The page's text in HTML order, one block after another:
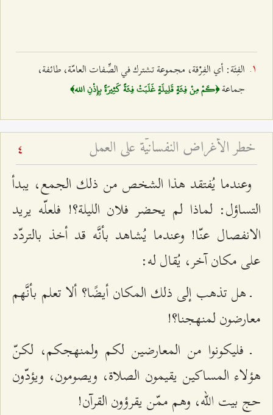
الفِئَة: أي الفِرْقة، مجموعة تشترك في الصِّفات العامّة، طائفة،
جماعة﴿كَمْ مِنْ فِئَةٍ قَلِيلَةٍ غَلَبَتْ فِئَةً كَثِيرَةً بِإِذْنِ الله﴾
خطر الأغراض النفسانيّة على العمل 4
وعندما يُفتقد هذا الشخص من ذلك الجمع، يبدأ
التساؤل: لماذا لم يحضر فلان الليلة؟! فلعلّه يريد
الانفصال عنّا! وعندما يُشاهد بأنَّه قد أخذ بالتردّد
على مكان آخر، يُقال له:
ـ هل تذهب إلى ذلك المكان أيضًا؟ ألا تعلم بأنَّهم
معارضون لمنهجنا؟!
ـ فليكونوا من المعارضين لكم ولمنهجكم، لكنّ
هؤلاء المساكين يقيمون الصلاة، ويصومون، ويؤدّون
حج بيت الله، وهم ممّن يقرؤون القرآن!